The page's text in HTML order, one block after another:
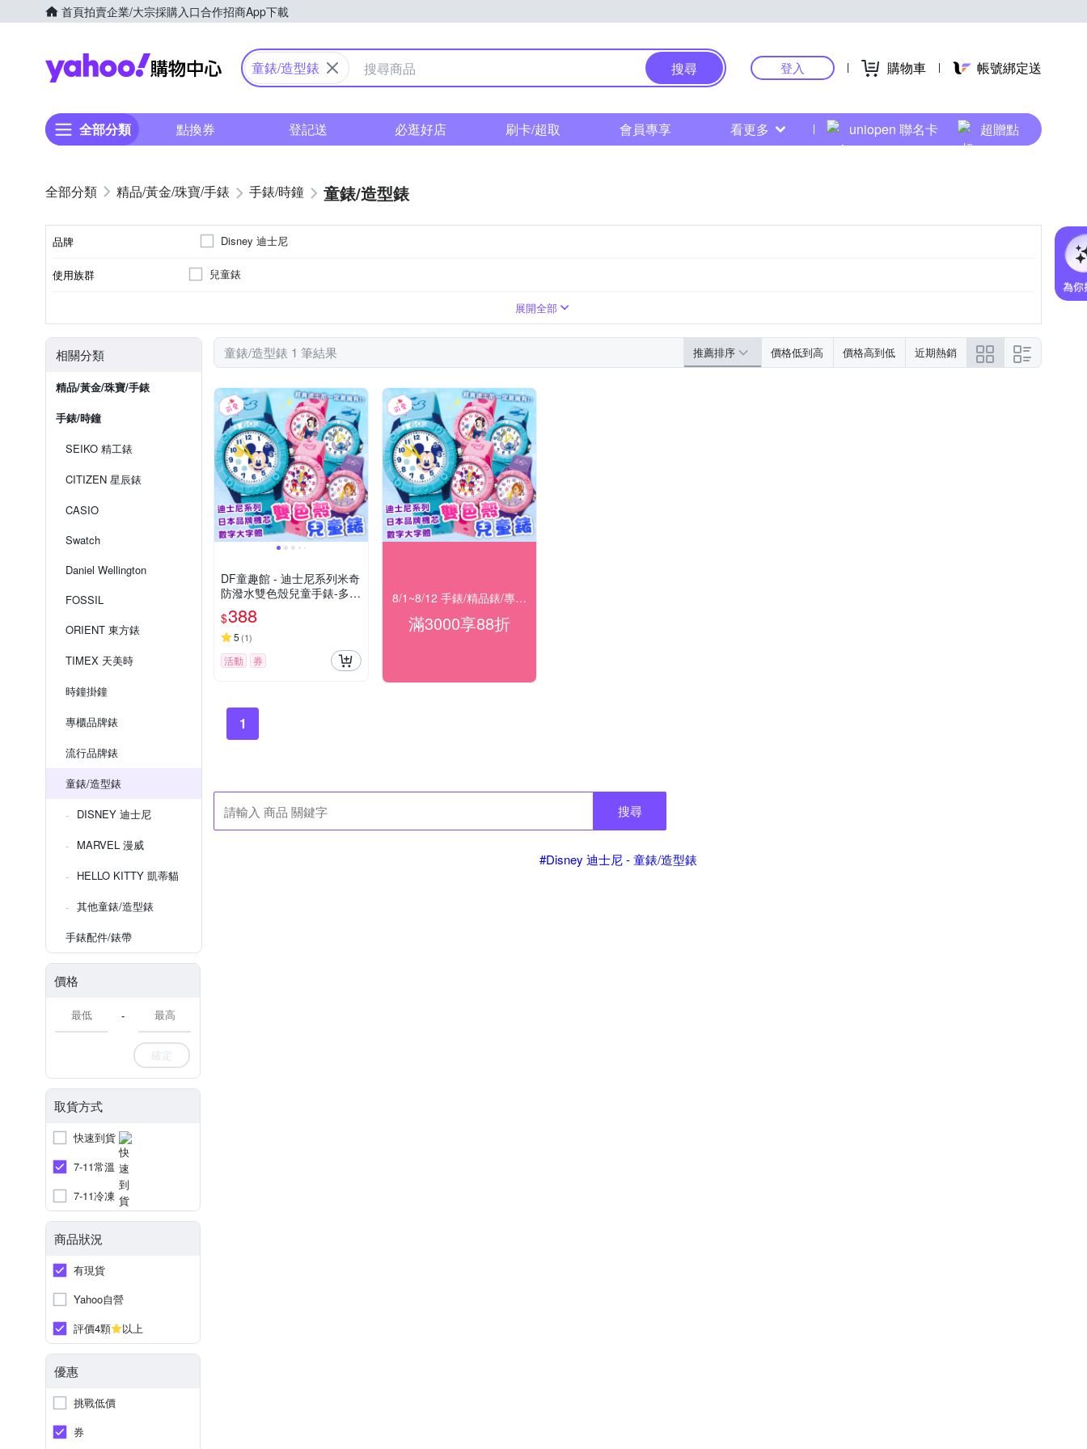
首頁拍賣企業/大宗採購入口合作招商App下載
Yahoo購物中心
童錶/造型錶 搜尋 登入 購物車 帳號綁定送
全部分類 點換券 登記送 必逛好店 刷卡/超取 會員專享 看更多 uniopen 聯名卡 超贈點
精品/黃金/珠寶/手錶 手錶/時鐘 童錶/造型錶
品牌 Disney 迪士尼
使用族群 兒童錶
展開全部
相關分類
精品/黃金/珠寶/手錶
手錶/時鐘
SEIKO 精工錶
CITIZEN 星辰錶
CASIO
Swatch
Daniel Wellington
FOSSIL
ORIENT 東方錶
TIMEX 天美時
時鐘掛鐘
專櫃品牌錶
流行品牌錶
童錶/造型錶
DISNEY 迪士尼
MARVEL 漫威
HELLO KITTY 凱蒂貓
其他童錶/造型錶
手錶配件/錶帶
價格
-
確定
取貨方式
快速到貨
7-11常溫
7-11冷凍
商品狀況
有現貨
Yahoo自營
評價4顆
以上
優惠
挑戰低價
券
童錶/造型錶 1 筆結果 推薦排序 價格低到高 價格高到低 近期熱銷
DF童趣館 - 迪士尼系列米奇
防潑水雙色殼兒童手錶-多款
可選
$388
5 (1)
活動 券
8/1~8/12 手錶/精品錶/專櫃飾品 指定商品滿$3000享88折
滿3000享88折
1
搜尋
#Disney 迪士尼 - 童錶/造型錶